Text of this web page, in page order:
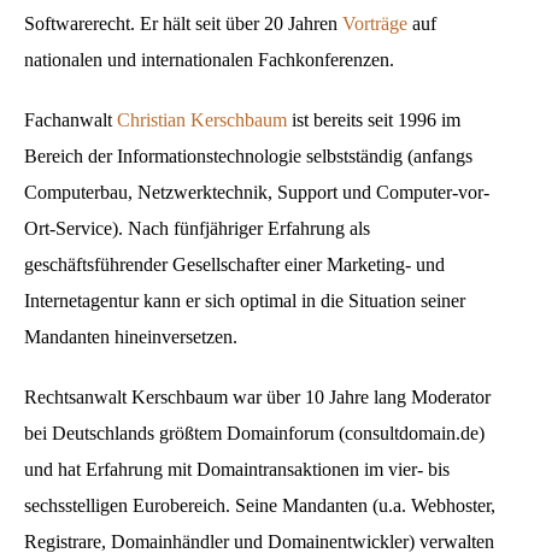
Softwarerecht. Er hält seit über 20 Jahren Vorträge auf
nationalen und internationalen Fachkonferenzen.
Fachanwalt Christian Kerschbaum ist bereits seit 1996 im
Bereich der Informationstechnologie selbstständig (anfangs
Computerbau, Netzwerktechnik, Support und Computer-vor-
Ort-Service). Nach fünfjähriger Erfahrung als
geschäftsführender Gesellschafter einer Marketing- und
Internetagentur kann er sich optimal in die Situation seiner
Mandanten hineinversetzen.
Rechtsanwalt Kerschbaum war über 10 Jahre lang Moderator
bei Deutschlands größtem Domainforum (consultdomain.de)
und hat Erfahrung mit Domaintransaktionen im vier- bis
sechsstelligen Eurobereich. Seine Mandanten (u.a. Webhoster,
Registrare, Domainhändler und Domainentwickler) verwalten